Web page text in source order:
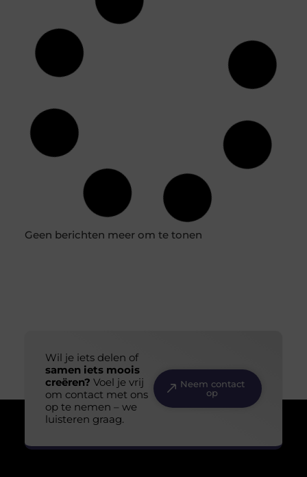
De vitamine vibe: boost je gezondheid met vriendelijke
supplementen
Hallo allemaal! Vandaag duiken we in de kleurrijke
wereld van vitamine supplementen. Misschien ben je
wel bekend met de term,
Zorgbed: comfort en gemak binnen je budget
Als het gaat om de aanschaf van een zorgbed, zijn
comfort en functionaliteit van essentieel belang, maar
het budget speelt